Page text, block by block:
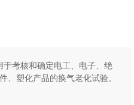
考核和确定电工、电子、绝
、塑化产品的换气老化试验。